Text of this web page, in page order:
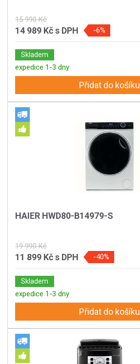
15 990 Kč
14 989 Kčs DPH -6%
Skladem
expedice 1-3 dny
Přidat do košíku
HAIER HWD80-B14979-S
19 990 Kč
11 899 Kčs DPH -40%
Skladem
expedice 1-3 dny
Přidat do košíku